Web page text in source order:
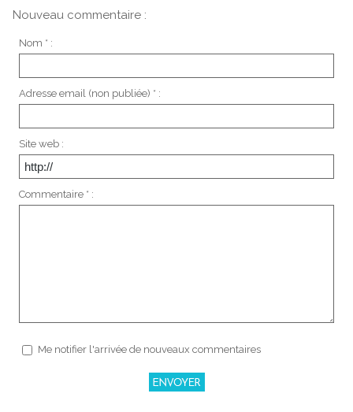
Nouveau commentaire :
Nom * :
Adresse email (non publiée) * :
Site web :
Commentaire * :
Me notifier l'arrivée de nouveaux commentaires